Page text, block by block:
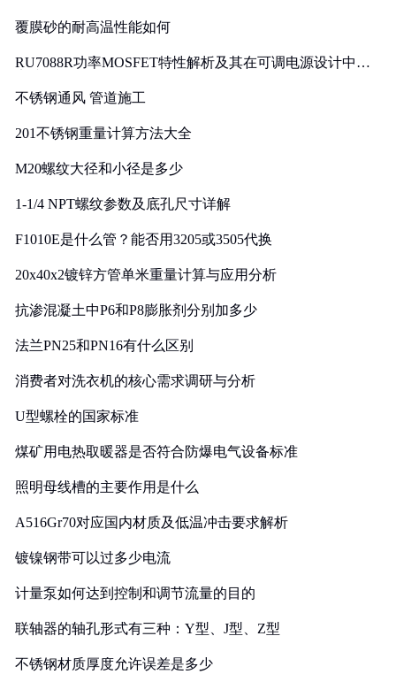
覆膜砂的耐高温性能如何
RU7088R功率MOSFET特性解析及其在可调电源设计中的
不锈钢通风 管道施工
201不锈钢重量计算方法大全
M20螺纹大径和小径是多少
1-1/4 NPT螺纹参数及底孔尺寸详解
F1010E是什么管？能否用3205或3505代换
20x40x2镀锌方管单米重量计算与应用分析
抗渗混凝土中P6和P8膨胀剂分别加多少
法兰PN25和PN16有什么区别
消费者对洗衣机的核心需求调研与分析
U型螺栓的国家标准
煤矿用电热取暖器是否符合防爆电气设备标准
照明母线槽的主要作用是什么
A516Gr70对应国内材质及低温冲击要求解析
镀镍钢带可以过多少电流
计量泵如何达到控制和调节流量的目的
联轴器的轴孔形式有三种：Y型、J型、Z型
不锈钢材质厚度允许误差是多少